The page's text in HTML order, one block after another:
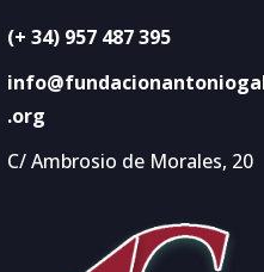
(+ 34) 957 487 395
.org
C/ Ambrosio de Morales, 20